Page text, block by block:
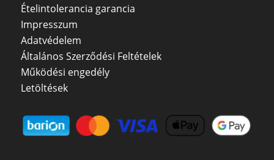
Ételintolerancia garancia
Impresszum
Adatvédelem
Általános Szerződési Feltételek
Működési engedély
Letöltések